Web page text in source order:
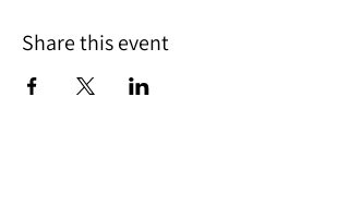
Share this event